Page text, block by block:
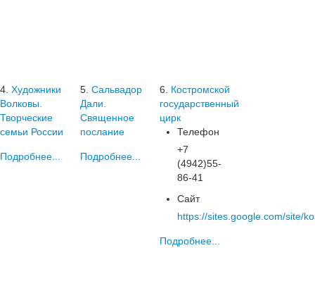
4. Художники
Волковы.
Творческие
семьи России
Подробнее...
5. Сальвадор
Дали.
Священное
послание
Подробнее...
6.
Костромской
государственный
цирк
Телефон
+7
(4942)55-
86-41
Сайт
https://sites.google.com/site/
Подробнее...